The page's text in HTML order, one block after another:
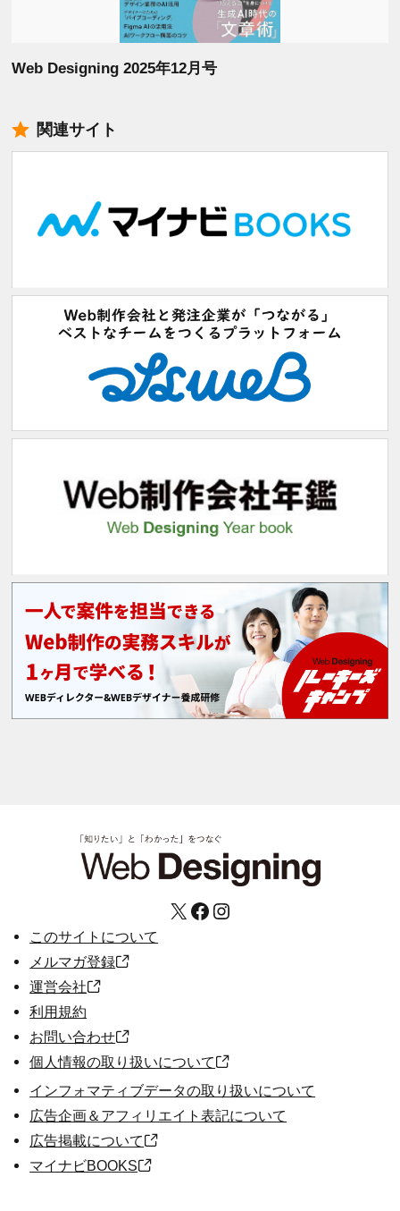
Web Designing 2025年12月号
関連サイト
X Facebook Instagram
このサイトについて
メルマガ登録
運営会社
利用規約
お問い合わせ
個人情報の取り扱いについて
インフォマティブデータの取り扱いについて
広告企画＆アフィリエイト表記について
広告掲載について
マイナビBOOKS